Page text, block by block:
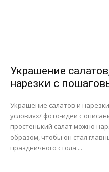
Украшение
нарезки с
Украшение салатов и
условиях/ фото-идеи с
простенький салат можно
образом, чтобы он стал
праздничного стола....